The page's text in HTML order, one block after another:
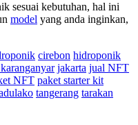
sesuai kebutuhan, hal ini
model yang anda inginkan,
cirebon hidroponik
jakarta jual NFT
NFT paket starter kit
tangerang tarakan